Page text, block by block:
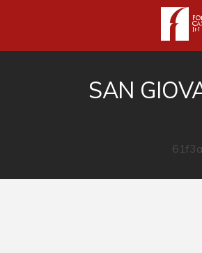
SAN